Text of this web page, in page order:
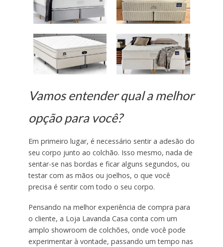
Vamos entender qual a melhor
opção para você?
Em primeiro lugar, é necessário sentir a adesão do
seu corpo junto ao colchão. Isso mesmo, nada de
sentar-se nas bordas e ficar alguns segundos, ou
testar com as mãos ou joelhos, o que você
precisa é sentir com todo o seu corpo.
Pensando na melhor experiência de compra para
o cliente, a Loja Lavanda Casa conta com um
amplo showroom de colchões, onde você pode
experimentar à vontade, passando um tempo nas